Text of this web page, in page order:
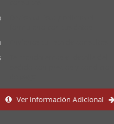
Ver información Adicional